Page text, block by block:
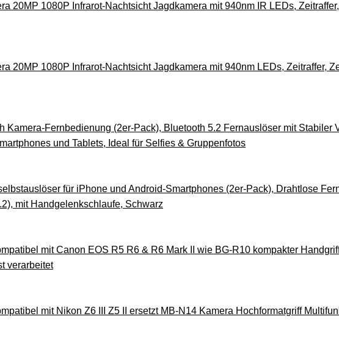
20MP 1080P Infrarot-Nachtsicht Jagdkamera mit 940nm IR LEDs,
20MP 1080P Infrarot-Nachtsicht Jagdkamera mit 940nm LEDs, Zeitraffer,
Kamera-Fernbedienung (2er-Pack), Bluetooth 5.2 Fernauslöser mit Stabiler
und Tablets, Ideal für Selfies & Gruppenfotos
für iPhone und Android-Smartphones (2er-Pack), Drahtlose
mit Handgelenkschlaufe, Schwarz
mit Canon EOS R5 R6 & R6 Mark II wie BG-R10 kompakter
verarbeitet
mit Nikon Z6 III Z5 II ersetzt MB-N14 Kamera Hochformatgriff